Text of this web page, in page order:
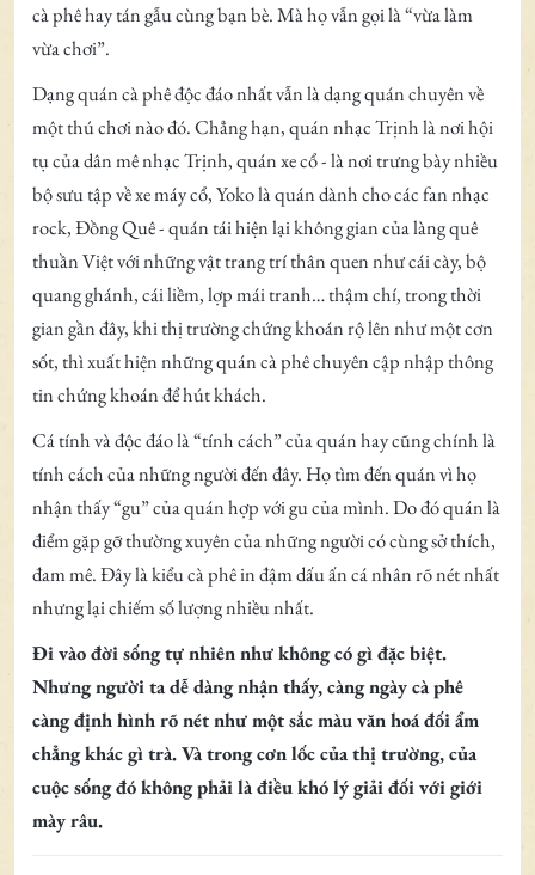
cà phê hay tán gẫu cùng bạn bè. Mà họ vẫn gọi là “vừa làm
vừa chơi”.
Dạng quán cà phê độc đáo nhất vẫn là dạng quán chuyên về
một thú chơi nào đó. Chẳng hạn, quán nhạc Trịnh là nơi hội
tụ của dân mê nhạc Trịnh, quán xe cổ - là nơi trưng bày nhiều
bộ sưu tập về xe máy cổ, Yoko là quán dành cho các fan nhạc
rock, Đồng Quê - quán tái hiện lại không gian của làng quê
thuần Việt với những vật trang trí thân quen như cái cày, bộ
quang ghánh, cái liềm, lợp mái tranh… thậm chí, trong thời
gian gần đây, khi thị trường chứng khoán rộ lên như một cơn
sốt, thì xuất hiện những quán cà phê chuyên cập nhập thông
tin chứng khoán để hút khách.
Cá tính và độc đáo là “tính cách” của quán hay cũng chính là
tính cách của những người đến đây. Họ tìm đến quán vì họ
nhận thấy “gu” của quán hợp với gu của mình. Do đó quán là
điểm gặp gỡ thường xuyên của những người có cùng sở thích,
đam mê. Đây là kiểu cà phê in đậm dấu ấn cá nhân rõ nét nhất
nhưng lại chiếm số lượng nhiều nhất.
Đi vào đời sống tự nhiên như không có gì đặc biệt.
Nhưng người ta dễ dàng nhận thấy, càng ngày cà phê
càng định hình rõ nét như một sắc màu văn hoá đối ẩm
chẳng khác gì trà. Và trong cơn lốc của thị trường, của
cuộc sống đó không phải là điều khó lý giải đối với giới
mày râu.